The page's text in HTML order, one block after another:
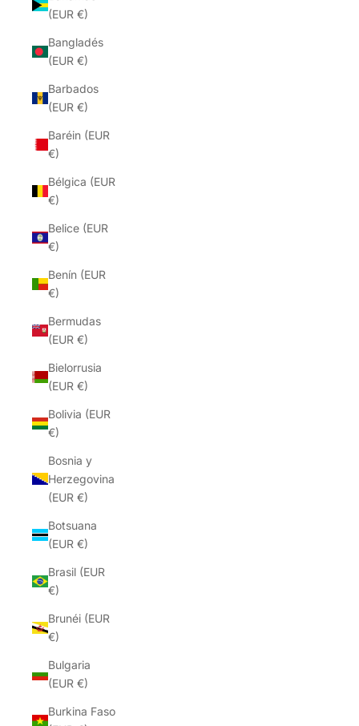
(EUR €)
Bangladés
(EUR €)
Barbados
(EUR €)
Baréin (EUR
€)
Bélgica (EUR
€)
Belice (EUR
€)
Benín (EUR
€)
Bermudas
(EUR €)
Bielorrusia
(EUR €)
Bolivia (EUR
€)
Bosnia y
Herzegovina
(EUR €)
Botsuana
(EUR €)
Brasil (EUR
€)
Brunéi (EUR
€)
Bulgaria
(EUR €)
Burkina Faso